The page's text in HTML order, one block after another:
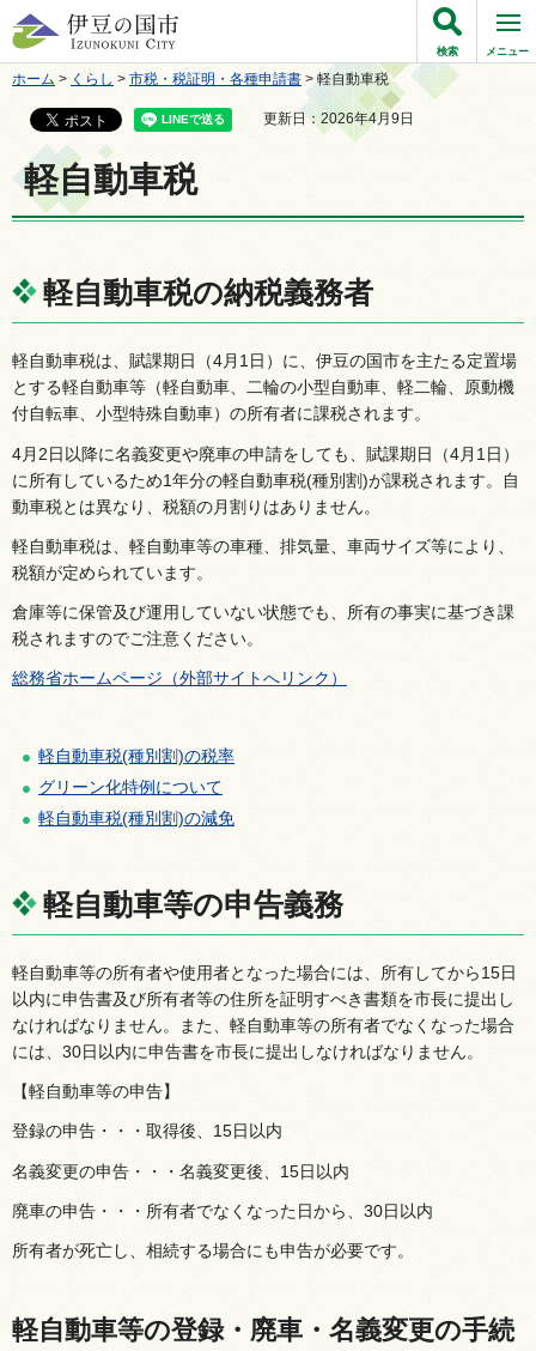
伊豆の国市
検索 メニュー
ホーム > くらし > 市税・税証明・各種申請書 > 軽自動車税
更新日：2026年4月9日
軽自動車税
軽自動車税の納税義務者
軽自動車税は、賦課期日（4月1日）に、伊豆の国市を主たる定置場
とする軽自動車等（軽自動車、二輪の小型自動車、軽二輪、原動機
付自転車、小型特殊自動車）の所有者に課税されます。
4月2日以降に名義変更や廃車の申請をしても、賦課期日（4月1日）
に所有しているため1年分の軽自動車税(種別割)が課税されます。自
動車税とは異なり、税額の月割りはありません。
軽自動車税は、軽自動車等の車種、排気量、車両サイズ等により、
税額が定められています。
倉庫等に保管及び運用していない状態でも、所有の事実に基づき課
税されますのでご注意ください。
総務省ホームページ（外部サイトへリンク）
軽自動車税(種別割)の税率
グリーン化特例について
軽自動車税(種別割)の減免
軽自動車等の申告義務
軽自動車等の所有者や使用者となった場合には、所有してから15日
以内に申告書及び所有者等の住所を証明すべき書類を市長に提出し
なければなりません。また、軽自動車等の所有者でなくなった場合
には、30日以内に申告書を市長に提出しなければなりません。
【軽自動車等の申告】
登録の申告・・・取得後、15日以内
名義変更の申告・・・名義変更後、15日以内
廃車の申告・・・所有者でなくなった日から、30日以内
所有者が死亡し、相続する場合にも申告が必要です。
軽自動車等の登録・廃車・名義変更の手続